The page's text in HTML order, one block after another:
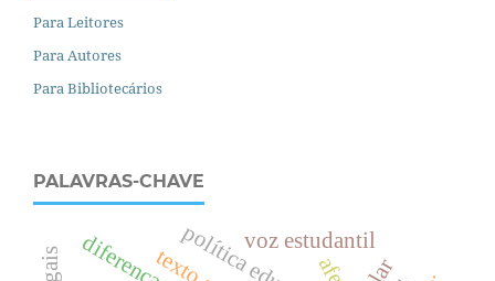
Para Leitores
Para Autores
Para Bibliotecários
PALAVRAS-CHAVE
voz estudantil
diferenças